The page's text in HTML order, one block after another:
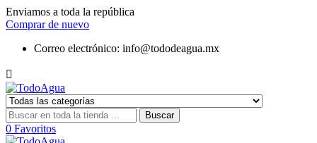
Enviamos a toda la república
Comprar de nuevo
Correo electrónico: info@tododeagua.mx

Buscar
0 Favoritos